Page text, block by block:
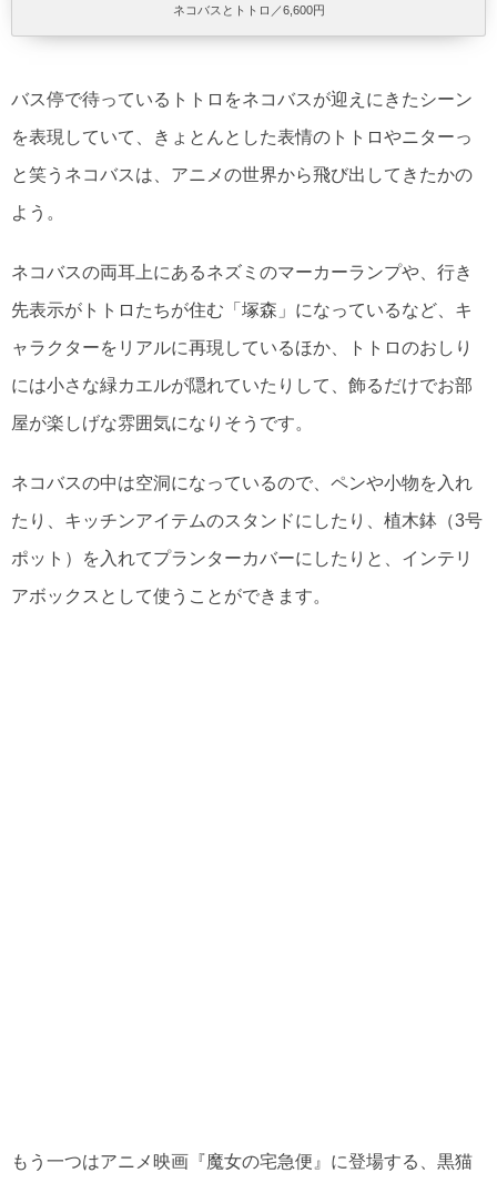
ネコバスとトトロ／6,600円
バス停で待っているトトロをネコバスが迎えにきたシーン
を表現していて、きょとんとした表情のトトロやニターっ
と笑うネコバスは、アニメの世界から飛び出してきたかの
よう。
ネコバスの両耳上にあるネズミのマーカーランプや、行き
先表示がトトロたちが住む「塚森」になっているなど、キ
ャラクターをリアルに再現しているほか、トトロのおしり
には小さな緑カエルが隠れていたりして、飾るだけでお部
屋が楽しげな雰囲気になりそうです。
ネコバスの中は空洞になっているので、ペンや小物を入れ
たり、キッチンアイテムのスタンドにしたり、植木鉢（3号
ポット）を入れてプランターカバーにしたりと、インテリ
アボックスとして使うことができます。
もう一つはアニメ映画『魔女の宅急便』に登場する、黒猫